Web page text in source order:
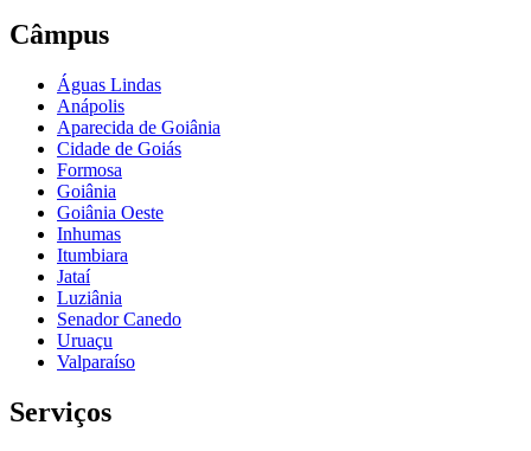
Câmpus
Águas Lindas
Anápolis
Aparecida de Goiânia
Cidade de Goiás
Formosa
Goiânia
Goiânia Oeste
Inhumas
Itumbiara
Jataí
Luziânia
Senador Canedo
Uruaçu
Valparaíso
Serviços